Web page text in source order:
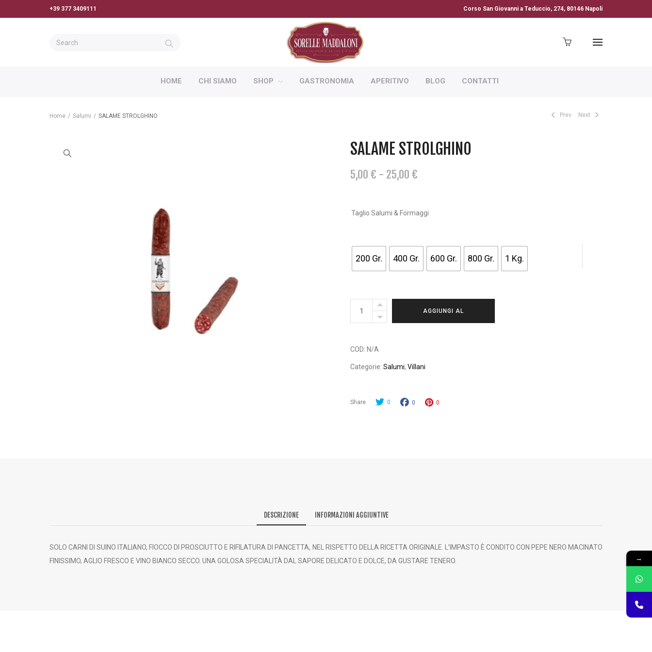
+39 377 3409111 Corso San Giovanni a Teduccio, 274, 80146 Napoli
HOME CHI SIAMO SHOP GASTRONOMIA APERITIVO BLOG CONTATTI
Prev Next
Home / Salumi / SALAME STROLGHINO
SALAME STROLGHINO
5,00€ - 25,00€
DA
25,00 €
Taglio Salumi & Formaggi
200 Gr. 400 Gr. 600 Gr. 800 Gr. 1 Kg.
STROLGHINO
AGGIUNGI AL
COD: N/A
Categorie:Salumi,Villani
Share 0 0 0
DESCRIZIONE INFORMAZIONI AGGIUNTIVE
SOLO CARNI DI SUINO ITALIANO, FIOCCO DI PROSCIUTTO E RIFILATURA DI PANCETTA, NEL RISPETTO DELLA RICETTA ORIGINALE. L’IMPASTO È CONDITO CON PEPE NERO MACINATO
FINISSIMO, AGLIO FRESCO E VINO BIANCO SECCO. UNA GOLOSA SPECIALITÀ DAL SAPORE DELICATO E DOLCE, DA GUSTARE TENERO.
→